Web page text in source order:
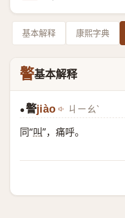
基本解释 康熙字典
譥基本解释
●譥jiào ㄐㄧㄠˋ
同“叫”，痛呼。